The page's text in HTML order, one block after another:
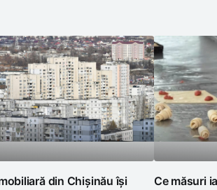
din Chișinău își
Ce măsuri